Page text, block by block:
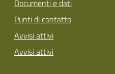
Documenti e dati
Punti di contatto
Avvisi attivi
Avvisi attivi